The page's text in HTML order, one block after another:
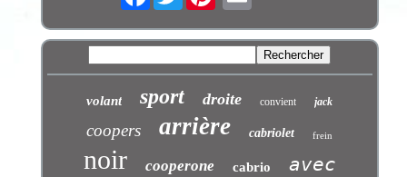
volant sport droite convient jack
coopers arrière cabriolet frein
noir cooperone cabrio avec